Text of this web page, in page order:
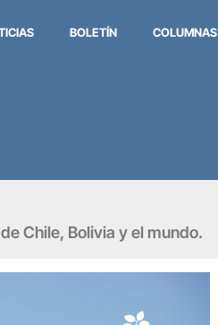
BOLETÍN COLUMNAS
Chile, Bolivia y el mundo.